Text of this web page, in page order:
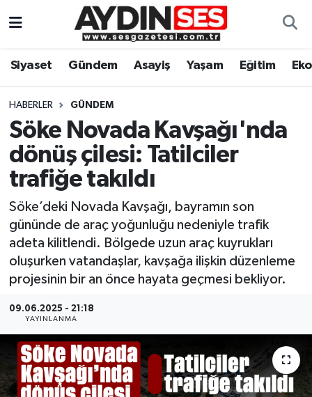
Siyaset Gündem Asayiş Yaşam Eğitim
HABERLER GÜNDEM
Söke Novada Kavşağı'nda
dönüş çilesi: Tatilciler
trafiğe takıldı
Söke’deki Novada Kavşağı, bayramın son
gününde de araç yoğunluğu nedeniyle trafik
adeta kilitlendi. Bölgede uzun araç kuyrukları
oluşurken vatandaşlar, kavşağa ilişkin düzenleme
projesinin bir an önce hayata geçmesi bekliyor.
09.06.2025 - 21:18
YAYINLANMA
Gündem
Siyaset
Ekonomi
Yaşam
Eğitim
Kültür Sanat
Aydın Hava Durumu
Aydin Namaz Vakitleri
Aydın Trafik Yoğunluk Haritası
Süper Lig Puan Durumu ve Fikstür
Tüm Manşetler
Son Dakika Haberleri